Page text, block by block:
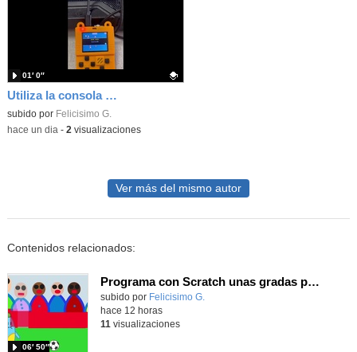
Utiliza la consola Meowbit de KIttenbot para jugar con tus programas MakeCode Arcade
Contenido educativo.
subido por Felicisimo G.
01′ 0″
-hace un dia - 2 visualizaciones
Ver más del mismo autor
Contenidos relacionados:
Programa con Scratch unas gradas para que produzca el efecto de desplazamiento.
Contenido educativo.
subido por Felicisimo G.
06′ 50″
hace 12 horas
11 visualizaciones